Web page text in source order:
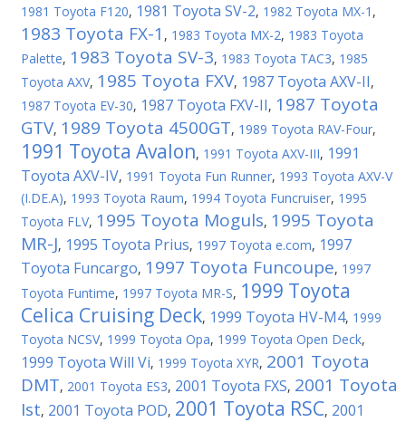
1981 Toyota F120, 1981 Toyota SV-2, 1982 Toyota MX-1 ,
1983 Toyota FX-1 , 1983 Toyota MX-2, 1983 Toyota
Palette, 1983 Toyota SV-3, 1983 Toyota TAC3, 1985
Toyota AXV, 1985 Toyota FXV, 1987 Toyota AXV-II,
1987 Toyota EV-30, 1987 Toyota FXV-II, 1987 Toyota
GTV, 1989 Toyota 4500GT, 1989 Toyota RAV-Four,
1991 Toyota Avalon, 1991 Toyota AXV-III, 1991
Toyota AXV-IV, 1991 Toyota Fun Runner, 1993 Toyota AXV-V
(I.DE.A), 1993 Toyota Raum, 1994 Toyota Funcruiser, 1995
Toyota FLV, 1995 Toyota Moguls, 1995 Toyota
MR-J, 1995 Toyota Prius, 1997 Toyota e.com, 1997
Toyota Funcargo, 1997 Toyota Funcoupe, 1997
Toyota Funtime, 1997 Toyota MR-S, 1999 Toyota
Celica Cruising Deck, 1999 Toyota HV-M4, 1999
Toyota NCSV, 1999 Toyota Opa, 1999 Toyota Open Deck,
1999 Toyota Will Vi, 1999 Toyota XYR, 2001 Toyota
DMT, 2001 Toyota ES3, 2001 Toyota FXS, 2001 Toyota
Ist, 2001 Toyota POD, 2001 Toyota RSC, 2001